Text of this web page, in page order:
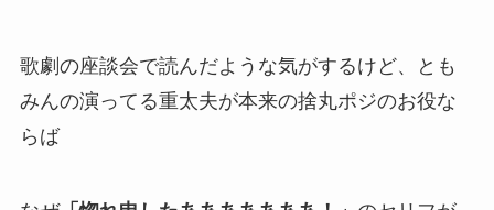
歌劇の座談会で読んだような気がするけど、とも
みんの演ってる重太夫が本来の捨丸ポジのお役な
らば